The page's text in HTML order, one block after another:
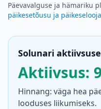
Päevavalguse ja hämariku
päikesetõusu ja
Solunari
Aktiivsus:
Hinnang: väga hea
looduses liikumiseks.